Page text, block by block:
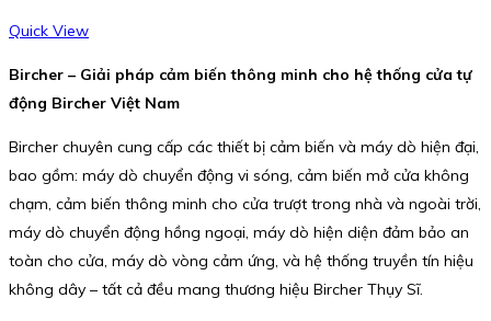
Quick View
Bircher – Giải pháp cảm biến thông minh cho hệ thống cửa tự
động Bircher Việt Nam
Bircher chuyên cung cấp các thiết bị cảm biến và máy dò hiện đại,
bao gồm: máy dò chuyển động vi sóng, cảm biến mở cửa không
chạm, cảm biến thông minh cho cửa trượt trong nhà và ngoài trời,
máy dò chuyển động hồng ngoại, máy dò hiện diện đảm bảo an
toàn cho cửa, máy dò vòng cảm ứng, và hệ thống truyền tín hiệu
không dây – tất cả đều mang thương hiệu Bircher Thụy Sĩ.